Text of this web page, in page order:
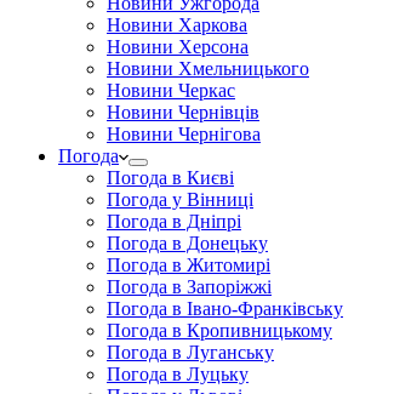
Новини Харкова
Новини Херсона
Новини Хмельницького
Новини Черкас
Новини Чернівців
Новини Чернігова
Погода
Погода в Києві
Погода у Вінниці
Погода в Дніпрі
Погода в Донецьку
Погода в Житомирі
Погода в Запоріжжі
Погода в Івано-Франківську
Погода в Кропивницькому
Погода в Луганську
Погода в Луцьку